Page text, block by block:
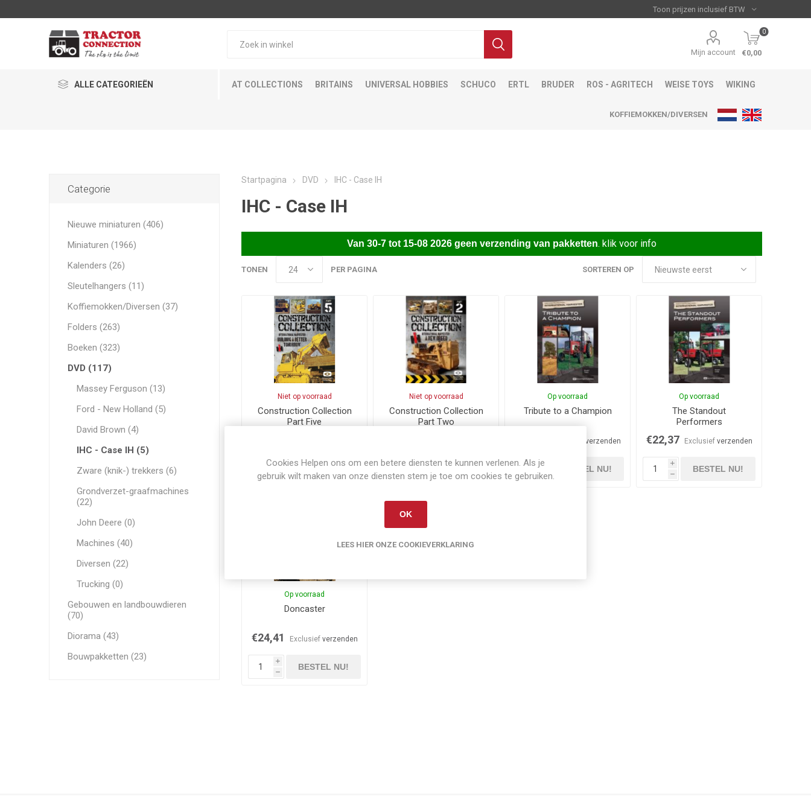
Mijn account
0
€0,00
ALLE CATEGORIEËN AT COLLECTIONS BRITAINS UNIVERSAL HOBBIES SCHUCO ERTL BRUDER ROS - AGRITECH WEISE TOYS WIKING
KOFFIEMOKKEN/DIVERSEN
Startpagina DVD IHC - Case IH
IHC - Case IH
Van30-7 tot 15-08 2026 geen verzending van pakketten.klik voor info
SORTEREN OP
TONEN PER PAGINA
Niet op voorraad
Construction Collection
Part Five
i
h
BESTEL NU!
Niet op voorraad
Construction Collection
Part Two
i
h
BESTEL NU!
Op voorraad
Tribute to a Champion
verzenden
i
h
BESTEL NU!
Op voorraad
The Standout
Performers
€22,37 Exclusief verzenden
i
h
BESTEL NU!
Op voorraad
Doncaster
€24,41 Exclusief verzenden
i
h
BESTEL NU!
Categorie
Nieuwe miniaturen (406)
Miniaturen (1966)
Kalenders (26)
Sleutelhangers (11)
Koffiemokken/Diversen (37)
Folders (263)
Boeken (323)
DVD (117)
Massey Ferguson (13)
Ford - New Holland (5)
David Brown (4)
IHC - Case IH (5)
Zware (knik-) trekkers (6)
Grondverzet-graafmachines
(22)
John Deere (0)
Machines (40)
Diversen (22)
Trucking (0)
Gebouwen en landbouwdieren
(70)
Diorama (43)
Bouwpakketten (23)
Cookies Helpen ons om een betere diensten te kunnen verlenen. Als je
gebruik wilt maken van onze diensten stem je toe om cookies te gebruiken.
OK
LEES HIER ONZE COOKIEVERKLARING